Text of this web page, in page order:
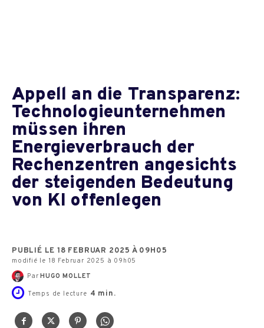
Appell an die Transparenz:
Technologieunternehmen
müssen ihren
Energieverbrauch der
Rechenzentren angesichts
der steigenden Bedeutung
von KI offenlegen
PUBLIÉ LE 18 FEBRUAR 2025 À 09H05
modifié le 18 Februar 2025 à 09h05
Par HUGO MOLLET
Temps de lecture 4 min.